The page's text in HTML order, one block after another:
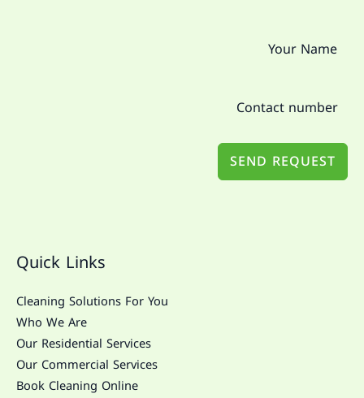
SEND REQUEST
Quick Links
Cleaning Solutions For You
Who We Are
Our Residential Services
Our Commercial Services
Book Cleaning Online